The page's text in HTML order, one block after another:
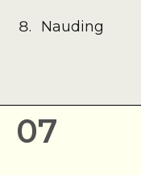
Nauding
07